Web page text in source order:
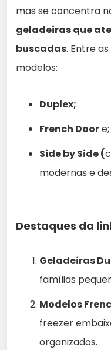
mas se concentra
geladeiras que
buscadas. Entre
modelos:
Duplex;
French Doore;
Side by Side (
modernas e
Destaques da
Geladeiras
famílias
Modelos
freezer
organizados.